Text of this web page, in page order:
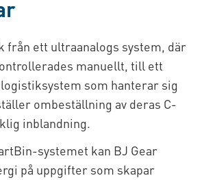
från ett ultraanalogs system, där
manuellt, till ett
som hanterar sig
ombeställning av deras C-
inblandning.
systemet kan BJ Gear
på uppgifter som skapar